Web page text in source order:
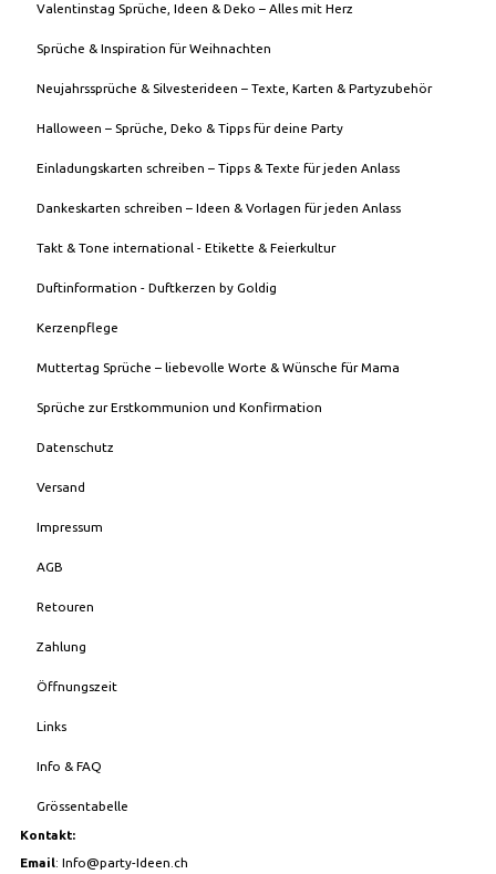
Valentinstag Sprüche, Ideen & Deko – Alles mit Herz
Sprüche & Inspiration für Weihnachten
Neujahrssprüche & Silvesterideen – Texte, Karten & Partyzubehör
Halloween – Sprüche, Deko & Tipps für deine Party
Einladungskarten schreiben – Tipps & Texte für jeden Anlass
Dankeskarten schreiben – Ideen & Vorlagen für jeden Anlass
Takt & Tone international - Etikette & Feierkultur
Duftinformation - Duftkerzen by Goldig
Kerzenpflege
Muttertag Sprüche – liebevolle Worte & Wünsche für Mama
Sprüche zur Erstkommunion und Konfirmation
Datenschutz
Versand
Impressum
AGB
Retouren
Zahlung
Öffnungszeit
Links
Info & FAQ
Grössentabelle
Kontakt:
Email: Info@party-Ideen.ch